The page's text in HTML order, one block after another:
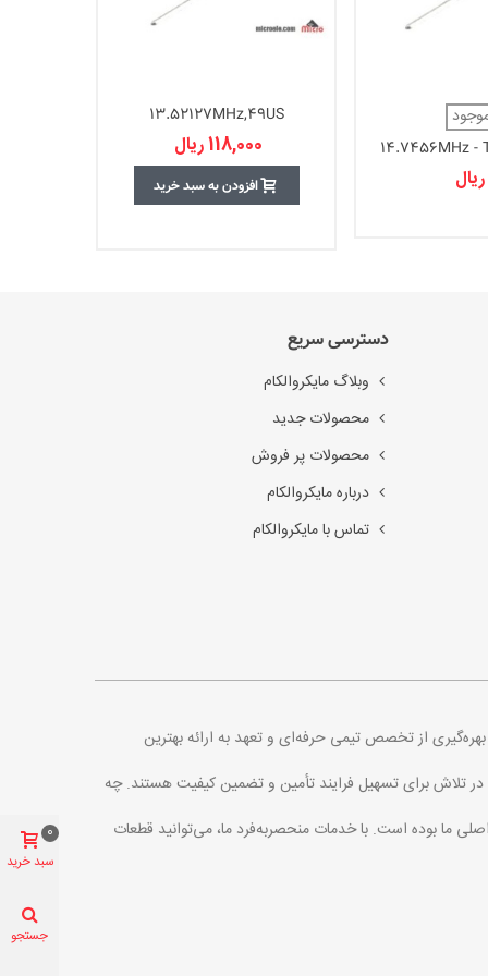
13.52127MHz,49US
118,000 ریال
افزودن به سبد خرید
دسترسی سریع
وبلاگ مایکروالکام
محصولات جدید
محصولات پر فروش
درباره مایکروالکام
تماس با مایکروالکام
با بهره‌گیری از تخصص تیمی حرفه‌ای و تعهد به ارائه بهترین
در تلاش برای تسهیل فرایند تأمین و تضمین کیفیت هستند. چه
ما بوده است. با خدمات منحصربه‌فرد ما، می‌توانید قطعات
سبد خرید
0
جستجو